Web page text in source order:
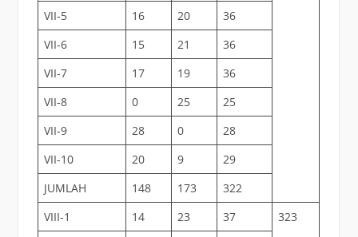
VII-5
16 20
36
VII-6
15 21
36
VII-7
17 19
36
VII-8
0 25
25
VII-9
28 0
28
VII-10
20 9
29
JUMLAH
148 173
322
VIII-1
14 23 37
323